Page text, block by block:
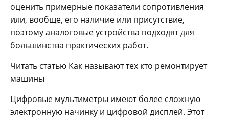
оценить примерные показатели сопротивления
или, вообще, его наличие или присутствие,
поэтому аналоговые устройства подходят для
большинства практических работ.
Читать статью Как называют тех кто ремонтирует
машины
Цифровые мультиметры имеют более сложную
электронную начинку и цифровой дисплей. Этот